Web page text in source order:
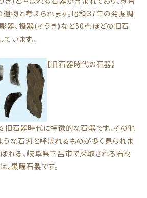
物と考えられます。昭和37年の発掘調
器、掻器(そうき)など50点ほどの旧石
います。
【旧石器時代の石器】
石器時代に特徴的な石器です。その他
うな石刃と呼ばれるものが多く見られま
れる、岐阜県下呂市で採取される石材
、黒曜石製です。